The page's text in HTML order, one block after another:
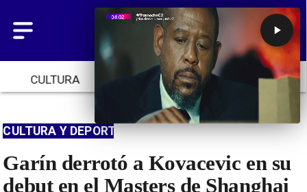
CULTURA TENDENCIAS INICIO
Garín derrotó a Kovacevic en su
debut en el Masters de Shanghai
CULTURA Y DEPORTES